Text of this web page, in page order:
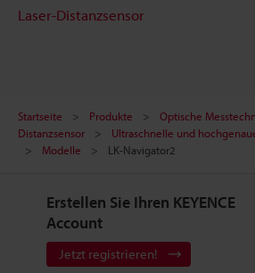
Laser-Distanzsensor
Startseite Produkte Optische
Distanzsensor
Ultraschnelle und
Modelle
LK-Navigator2
Erstellen Sie Ihren KEYENCE
Account
Jetzt registrieren!